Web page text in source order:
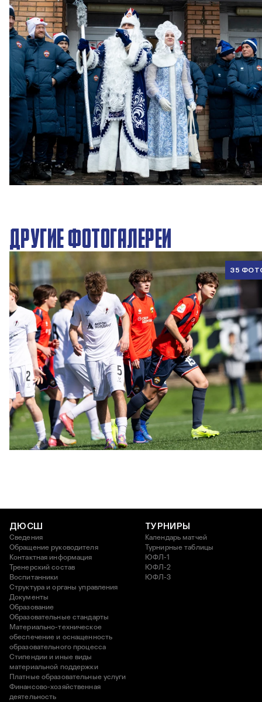
Новогодний праздник в Академии ПФК ЦСКА
27 ДЕКАБРЯ 2025 09:00
ДРУГИЕ ФОТОГАЛЕРЕИ
35
ЮФЛ U17 | ПФК ЦСКА - Акрон - Академия Коноплёва
26 АПРЕЛЯ 2026 18:11
ДЮСШ
Сведения
Обращение руководителя
Контактная информация
Тренерский состав
Воспитанники
Структура и органы управления
Документы
Образование
Образовательные стандарты
Материально-техническое
обеспечение и оснащенность
образовательного процесса
Стипендии и иные виды
материальной поддержки
Платные образовательные услуги
Финансово-хозяйственная
деятельность
ТУРНИРЫ
Календарь матчей
Турнирные таблицы
ЮФЛ-1
ЮФЛ-2
ЮФЛ-3